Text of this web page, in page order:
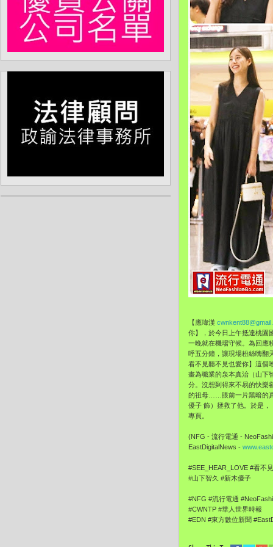
【應瑋漢
你】，於今日上午抵達桃園
一晚就在機場守候。為回應
呼五分鐘，讓現場粉絲嗨翻
看不見聽不見也愛你】這個
畫為職業的泉本真治（山下
分。沒想到得來不易的快樂
的祖母……眼前一片黑暗的
優子 飾）拯救了他。於是
專頁。
(NFG - 流行電通 -
EastDigitalNews -
#SEE_HEAR_LOVE #看不
#山下智久 #新木優子
#NFG #流行電通
#CWNTP #華人世界時報
#EDN #東方數位新聞